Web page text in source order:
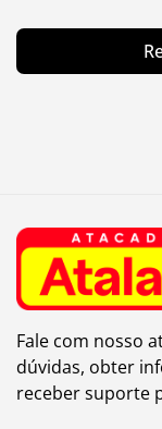
Fale com nosso
dúvidas, obter
receber suporte